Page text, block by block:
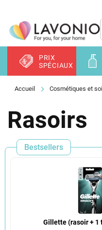
contenu
PRIX
SPÉCIAUX
Cosmétiques et
Rasoirs
Bestsellers
Gillette (rasoir + 1